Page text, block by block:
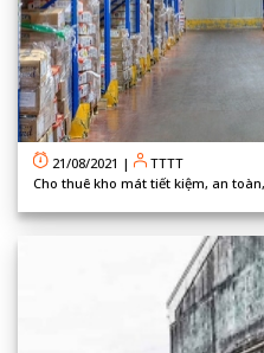
21/08/2021 |
TTTT
Cho thuê kho mát tiết kiệm, an